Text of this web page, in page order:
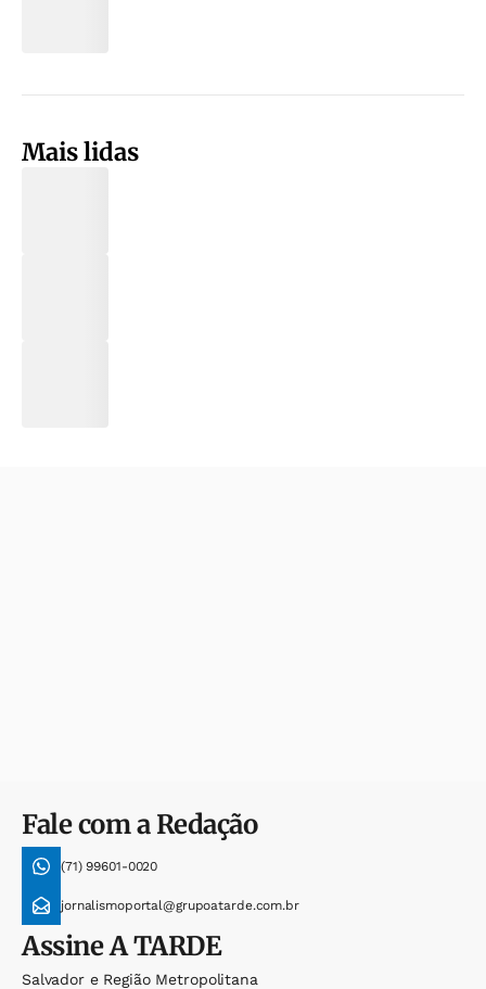
Mais lidas
Fale com a Redação
(71) 99601-0020
jornalismoportal@grupoatarde.com.br
AssineA TARDE
Salvador e Região Metropolitana